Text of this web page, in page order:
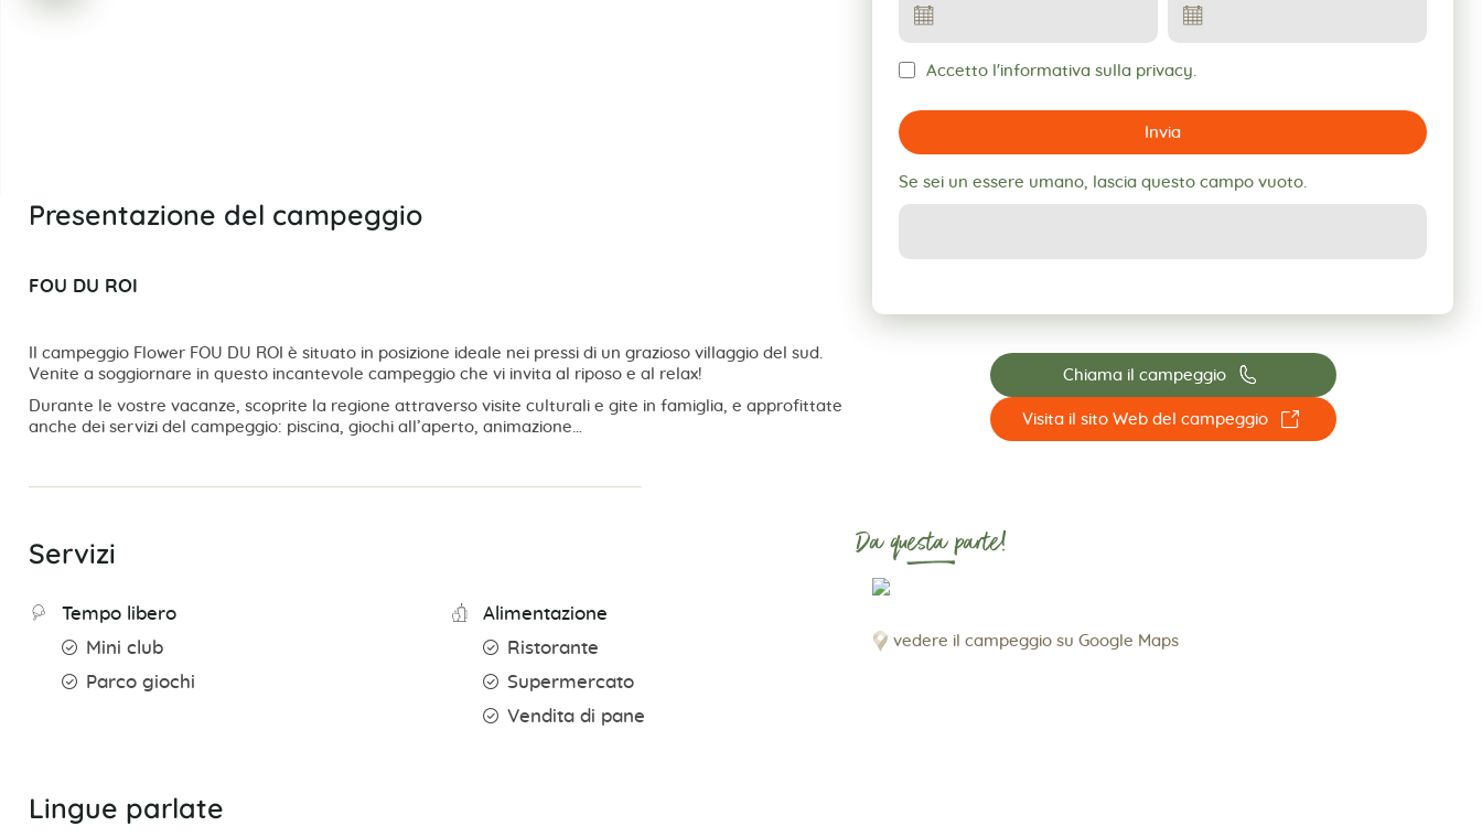
Presentazione del campeggio
FOU DU ROI
Il campeggio Flower FOU DU ROI è situato in posizione ideale nei pressi di un grazioso villaggio del sud.
Venite a soggiornare in questo incantevole campeggio che vi invita al riposo e al relax!
Durante le vostre vacanze, scoprite la regione attraverso visite culturali e gite in famiglia, e approfittate
anche dei servizi del campeggio: piscina, giochi all’aperto, animazione…
Servizi
Tempo libero
Mini club
Parco giochi
Alimentazione
Ristorante
Supermercato
Vendita di pane
Lingue parlate
Accetto l'informativa sulla privacy.
Invia
Se sei un essere umano, lascia questo campo vuoto.
Chiama il campeggio 📞
Visita il sito Web del campeggio ☐
Da questa parte!
vedere il campeggio su Google Maps